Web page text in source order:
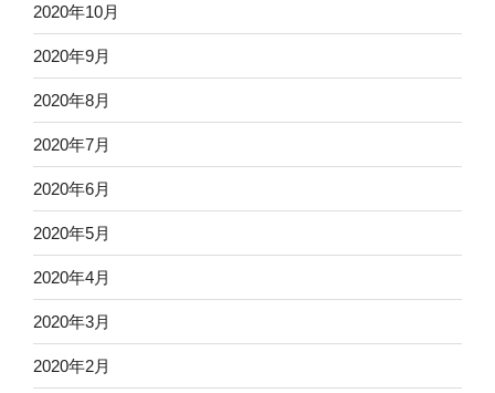
2020年10月
2020年9月
2020年8月
2020年7月
2020年6月
2020年5月
2020年4月
2020年3月
2020年2月